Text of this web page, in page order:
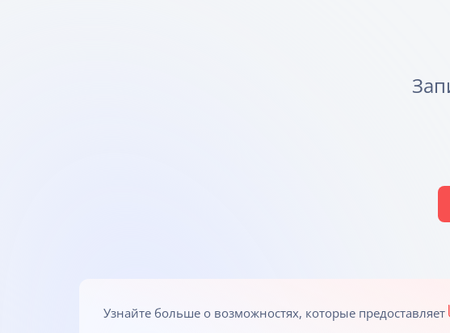
Узнайте больше о возможностях, которые предоставляет